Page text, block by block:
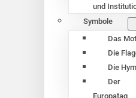
und
Symbole
Das
Die
Die
Der
Europatag